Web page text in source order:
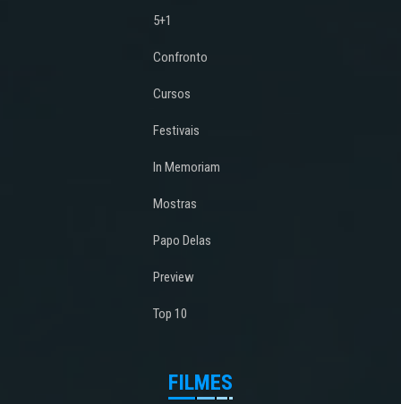
5+1
Confronto
Cursos
Festivais
In Memoriam
Mostras
Papo Delas
Preview
Top 10
FILMES